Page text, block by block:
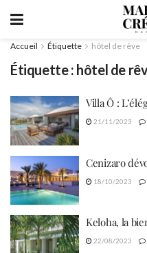
Accueil Étiquette hôtel de rêve
Étiquette : hôtel de
Villa Ô :
21/11/2023
Cenizaro
18/10/2023
Keloha, la
22/08/2023